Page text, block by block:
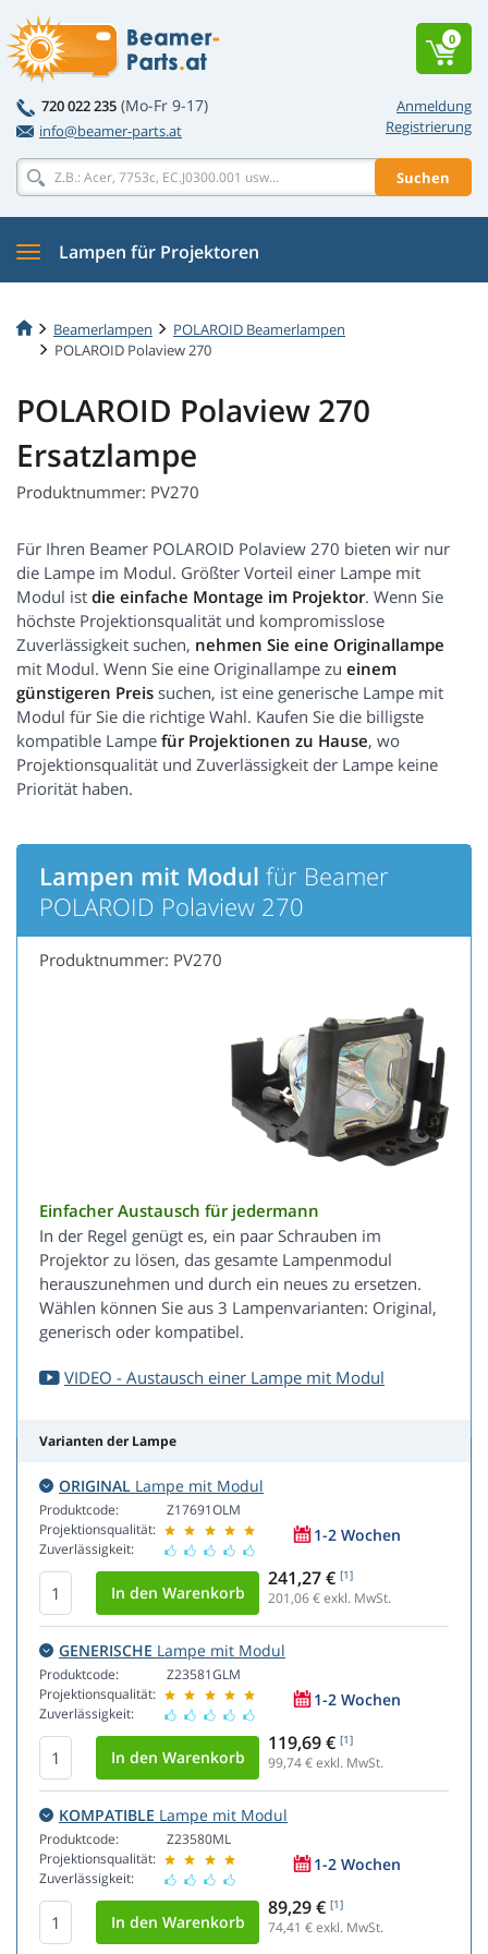
Anmeldung
Registrierung
720 022 235 (Mo-Fr 9-17)
info@beamer-parts.at
Suchen
0
Lampen für Projektoren
Beamerlampen
POLAROID Beamerlampen
POLAROID Polaview 270
POLAROID Polaview 270
Ersatzlampe
Produktnummer: PV270
Für Ihren Beamer POLAROID Polaview 270 bieten wir nur
die Lampe im Modul. Größter Vorteil einer Lampe mit
Modul ist die einfache Montage im Projektor. Wenn Sie
höchste Projektionsqualität und kompromisslose
Zuverlässigkeit suchen, nehmen Sie eine Originallampe
mit Modul. Wenn Sie eine Originallampe zu einem
günstigeren Preis suchen, ist eine generische Lampe mit
Modul für Sie die richtige Wahl. Kaufen Sie die billigste
kompatible Lampe für Projektionen zu Hause, wo
Projektionsqualität und Zuverlässigkeit der Lampe keine
Priorität haben.
Lampen mit Modul für Beamer
POLAROID Polaview 270
Produktnummer: PV270
Einfacher Austausch für jedermann
In der Regel genügt es, ein paar Schrauben im
Projektor zu lösen, das gesamte Lampenmodul
herauszunehmen und durch ein neues zu ersetzen.
Wählen können Sie aus 3 Lampenvarianten: Original,
generisch oder kompatibel.
VIDEO - Austausch einer Lampe mit Modul
Varianten der Lampe
ORIGINAL Lampe mit Modul
Produktcode:
Projektionsqualität:
Zuverlässigkeit:
Z17691OLM
1-2 Wochen
241,27 € [1]
201,06€ exkl. MwSt.
GENERISCHE Lampe mit Modul
Produktcode:
Projektionsqualität:
Zuverlässigkeit:
Z23581GLM
1-2 Wochen
119,69 € [1]
99,74€ exkl. MwSt.
KOMPATIBLE Lampe mit Modul
Produktcode:
Projektionsqualität:
Zuverlässigkeit:
Z23580ML
1-2 Wochen
89,29 € [1]
74,41 € exkl. MwSt.